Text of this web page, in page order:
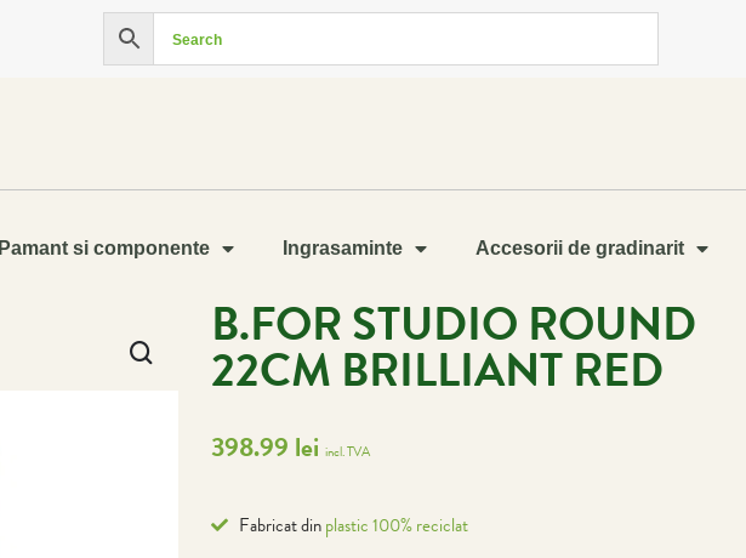
Pamant si componente Ingrasaminte Accesorii de gradinarit
B.FOR STUDIO ROUND
22CM BRILLIANT RED
398.99 lei incl. TVA
Fabricat dinplastic 100% reciclat